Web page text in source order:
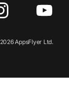
AppsFlyer Ltd.